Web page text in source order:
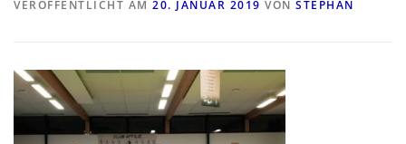
VERÖFFENTLICHT AM 20. JANUAR 2019 VON STEPHAN